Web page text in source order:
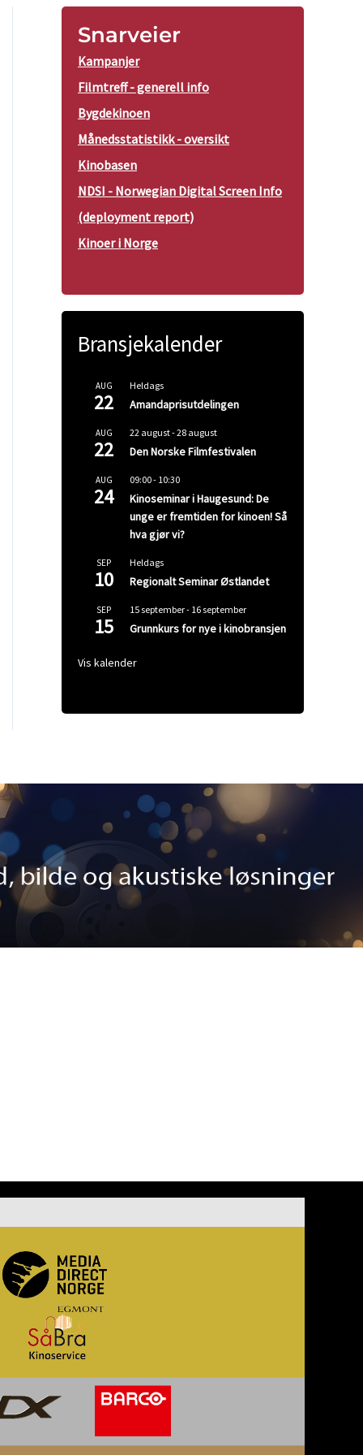
Snarveier
Kampanjer
Filmtreff - generell info
Bygdekinoen
Månedsstatistikk - oversikt
Kinobasen
NDSI - Norwegian Digital Screen Info
(deployment report)
Kinoer i Norge
Bransjekalender
AUG
22
Heldags
Amandaprisutdelingen
AUG
22
22 august-28 august
Den Norske Filmfestivalen
AUG
24
09:00- 10:30
Kinoseminar i Haugesund: De
unge er fremtiden for kinoen! Så
hva gjør vi?
SEP
10
Heldags
Regionalt Seminar Østlandet
SEP
15
15 september- 16 september
Grunnkurs for nye i kinobransjen
Vis kalender